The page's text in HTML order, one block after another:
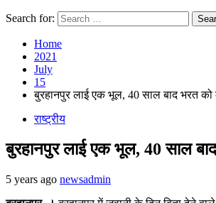
Search for:
Home
2021
July
15
बुरहानपुर लाई एक भूल, 40 साल बाद भरत
राष्ट्रीय
बुरहानपुर लाई एक भूल, 40 साल
5 years ago newsadmin